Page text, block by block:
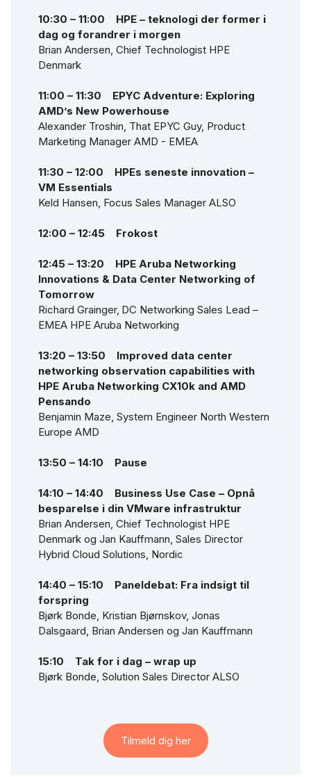
10:30 – 11:00 HPE – teknologi der former i
dag og forandrer i morgen
Brian Andersen, Chief Technologist HPE
Denmark
11:00 – 11:30 EPYC Adventure: Exploring
AMD’s New Powerhouse
Alexander Troshin, That EPYC Guy, Product
Marketing Manager AMD - EMEA
11:30 – 12:00 HPEs seneste innovation –
VM Essentials
Keld Hansen, Focus Sales Manager ALSO
12:00 – 12:45 Frokost
12:45 – 13:20 HPE Aruba Networking
Innovations & Data Center Networking of
Tomorrow
Richard Grainger, DC Networking Sales Lead –
EMEA HPE Aruba Networking
13:20 – 13:50 Improved data center
networking observation capabilities with
HPE Aruba Networking CX10k and AMD
Pensando
Benjamin Maze, System Engineer North Western
Europe AMD
13:50 – 14:10 Pause
14:10 – 14:40 Business Use Case – Opnå
besparelse i din VMware infrastruktur
Brian Andersen, Chief Technologist HPE
Denmark og Jan Kauffmann, Sales Director
Hybrid Cloud Solutions, Nordic
14:40 – 15:10 Paneldebat: Fra indsigt til
forspring
Bjørk Bonde, Kristian Bjørnskov, Jonas
Dalsgaard, Brian Andersen og Jan Kauffmann
15:10 Tak for i dag – wrap up
Bjørk Bonde, Solution Sales Director ALSO
Tilmeld dig her